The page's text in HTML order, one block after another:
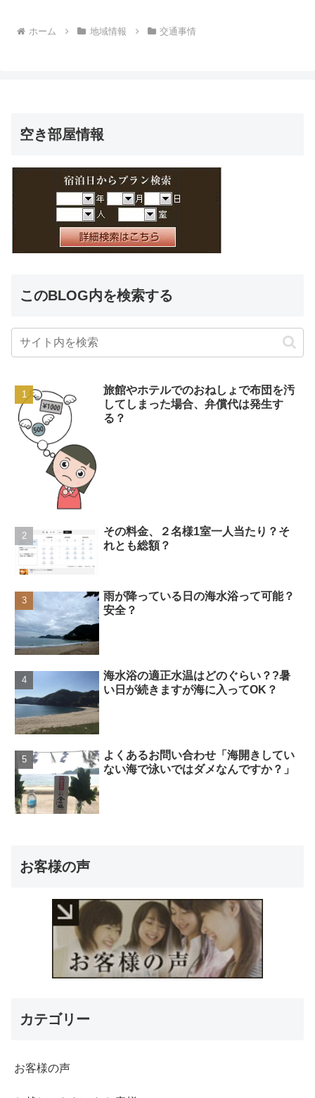
ホーム 地域情報 交通事情
空き部屋情報
このBLOG内を検索する
旅館やホテルでのおねしょで布団を汚
してしまった場合、弁償代は発生す
る？
その料金、２名様1室一人当たり？そ
れとも総額？
雨が降っている日の海水浴って可能？
安全？
海水浴の適正水温はどのぐらい？?暑
い日が続きますが海に入ってOK？
よくあるお問い合わせ「海開きしてい
ない海で泳いではダメなんですか？」
お客様の声
カテゴリー
お客様の声